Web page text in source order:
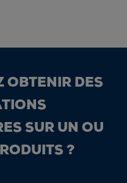
OBTENIR DES
SUR UN OU
?